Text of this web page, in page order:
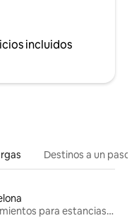
incluidos
Destinos a un
Alojamientos para estancias largas